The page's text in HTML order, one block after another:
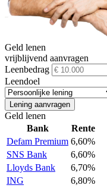
Geld lenen
vrijblijvend aanvragen
Leenbedrag
Leendoel
Lening aanvragen
Geld lenen
Bank
Rente
Defam Premium 6,60%
SNS Bank
6,60%
Lloyds Bank
6,70%
ING
6,80%